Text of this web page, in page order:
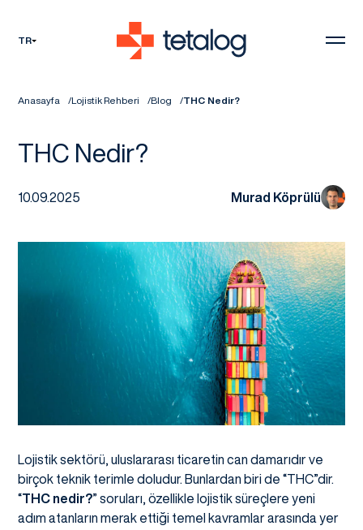
TR
Anasayfa Lojistik Rehberi Blog THC Nedir?
THC Nedir?
10.09.2025 Murad Köprülü
Lojistik sektörü, uluslararası ticaretin can damarıdır ve
birçok teknik terimle doludur. Bunlardan biri de “THC”dir.
“THC nedir?” soruları, özellikle lojistik süreçlere yeni
adım atanların merak ettiği temel kavramlar arasında yer